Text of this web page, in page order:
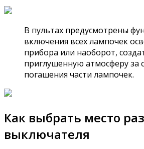
В пультах предусмотрены
включения всех лампочек
прибора или наоборот,
приглушенную атмосферу за
погашения части лампочек.
Как выбрать место
выключателя